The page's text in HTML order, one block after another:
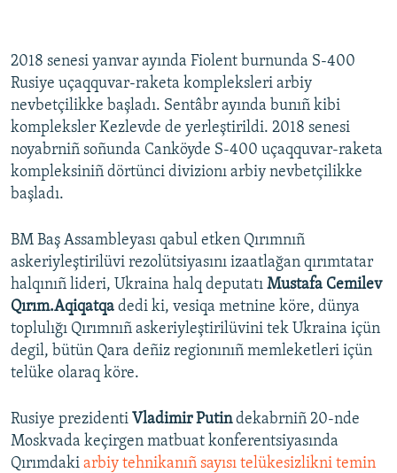
2018 senesi yanvar ayında Fiolent burnunda S-400
Rusiye uçaqquvar-raketa kompleksleri arbiy
nevbetçilikke başladı. Sentâbr ayında bunıñ kibi
kompleksler Kezlevde de yerleştirildi. 2018 senesi
noyabrniñ soñunda Canköyde S-400 uçaqquvar-raketa
kompleksiniñ dörtünci divizionı arbiy nevbetçilikke
başladı.
BM Baş Assambleyası qabul etken Qırımnıñ
askeriyleştirilüvi rezolütsiyasını izaatlağan qırımtatar
halqınıñ lideri, Ukraina halq deputatı Mustafa Cemilev
Qırım.Aqiqatqa dedi ki, vesiqa metnine köre, dünya
toplulığı Qırımnıñ askeriyleştirilüvini tek Ukraina içün
degil, bütün Qara deñiz regionınıñ memleketleri içün
telüke olaraq köre.
Rusiye prezidenti Vladimir Putindekabrniñ 20-nde
Moskvada keçirgen matbuat konferentsiyasında
Qırımdaki arbiy tehnikanıñ sayısı telükesizlikni temin